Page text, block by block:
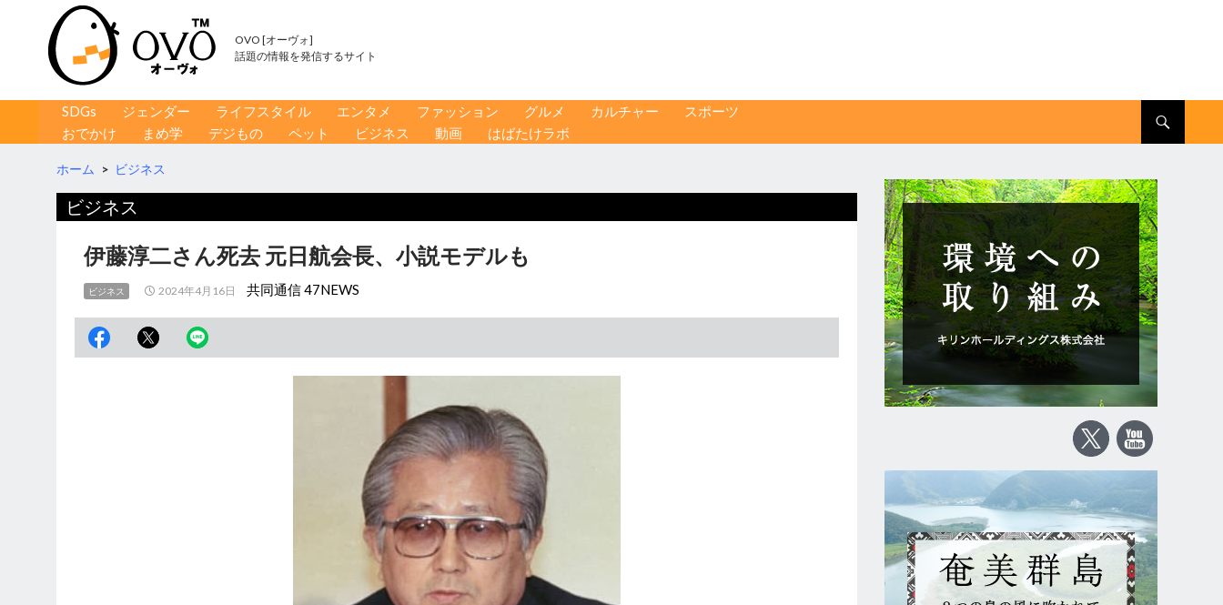
OVO [オーヴォ]
話題の情報を発信するサイト
コンテンツへ移動
SDGs ジェンダー ライフスタイル エンタメ ファッション グルメ カルチャー
スポーツ
おでかけ
まめ学 デジもの ペット ビジネス 動画 はばたけラボ
ホーム > ビジネス
ビジネス
伊藤淳二さん死去 元日航会長、小説モデルも
ビジネス 2024年4月16日 共同通信 47NEWS